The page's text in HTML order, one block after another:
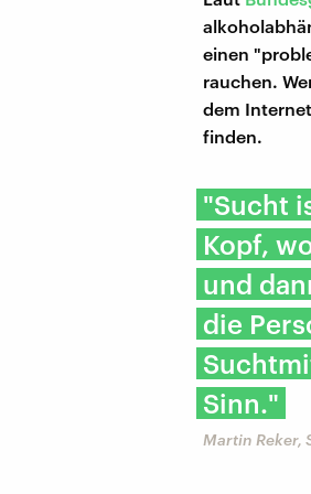
einen
rauchen.
dem
finden.
"Sucht
Kopf,
und
die
Sinn."
Martin Reker,